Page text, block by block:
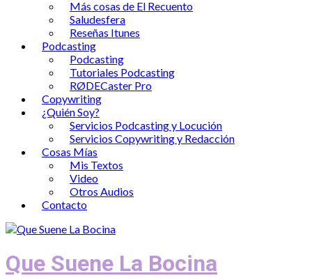
Más cosas de El Recuento
Saludesfera
Reseñas Itunes
Podcasting
Podcasting
Tutoriales Podcasting
RØDECaster Pro
Copywriting
¿Quién Soy?
Servicios Podcasting y Locución
Servicios Copywriting y Redacción
Cosas Mías
Mis Textos
Video
Otros Audios
Contacto
Que Suene La Bocina